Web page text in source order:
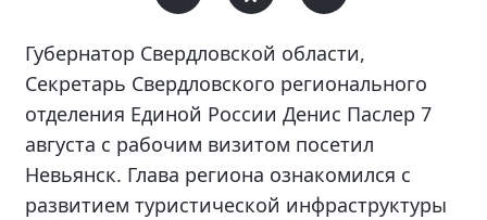
Губернатор Свердловской области,
Секретарь Свердловского регионального
отделения Единой России Денис Паслер 7
августа с рабочим визитом посетил
Невьянск. Глава региона ознакомился с
развитием туристической инфраструктуры